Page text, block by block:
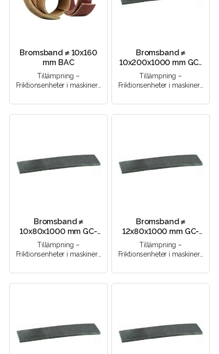
Bromsband ≠ 10х160
mm ВАС
Tillämpning –
Friktionsenheter i maskiner |
mekanismer | Bromsenheter
med torrfri..
Bromsband ≠
10x200x1000 mm GC-
E
Tillämpning –
Friktionsenheter i maskiner |
mekanismer | Bromsenheter
med torrfri..
Bromsband ≠
10x80x1000 mm GC-
MK
Tillämpning –
Friktionsenheter i maskiner |
mekanismer | Bromsenheter
med torrfri..
Bromsband ≠
12x80x1000 mm GC-
MK
Tillämpning –
Friktionsenheter i maskiner |
mekanismer | Bromsenheter
med torrfri..